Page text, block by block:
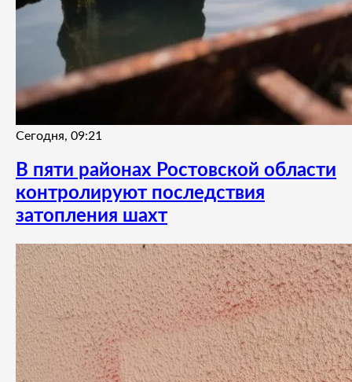
Сегодня, 09:21
В пяти районах Ростовской области
контролируют последствия
затопления шахт